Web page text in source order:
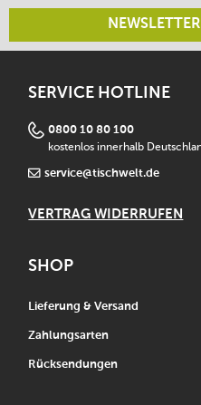
SERVICE HOTLINE
0800 10 80 100
kostenlos innerhalb
service@tischwelt.de
VERTRAG WIDERRUFEN
SHOP
Lieferung & Versand
Zahlungsarten
Rücksendungen